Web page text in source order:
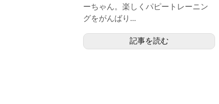
ーちゃん。楽しくパピートレーニン
グをがんばり...
記事を読む